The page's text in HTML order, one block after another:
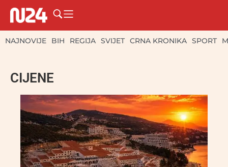
NAJNOVIJE BIH REGIJA SVIJET CRNA KRONIKA SPORT
CIJENE